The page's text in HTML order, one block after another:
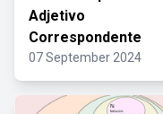
Adjetivo
Correspondente
07 September 2024